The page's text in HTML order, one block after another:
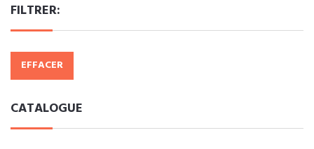
FILTRER:
EFFACER
CATALOGUE